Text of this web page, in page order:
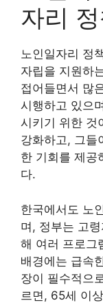
자리
노인일자리 정
자립을 지원하
접어들면서 많
시행하고 있으
시키기 위한 것
강화하고, 그들
한 기회를 제공
다.
한국에서도 노
며, 정부는 고
해 여러 프로그
배경에는 급속
장이 필수적으
르면, 65세 이